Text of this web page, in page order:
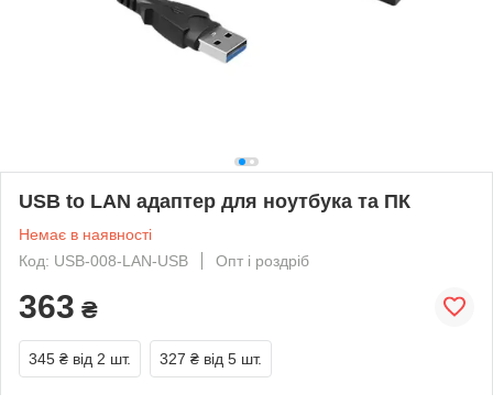
USB to LAN адаптер для ноутбука та ПК
Немає в наявності
Код: USB-008-LAN-USB
Опт і роздріб
363 ₴
345 ₴ від 2 шт. 327 ₴ від 5 шт.